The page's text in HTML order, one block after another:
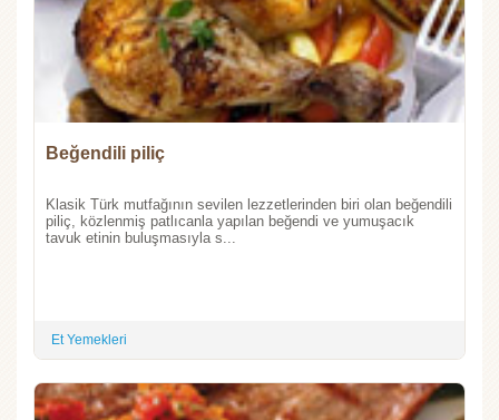
Beğendili piliç
Klasik Türk mutfağının sevilen lezzetlerinden biri olan beğendili
piliç, közlenmiş patlıcanla yapılan beğendi ve yumuşacık
tavuk etinin buluşmasıyla s...
Et Yemekleri